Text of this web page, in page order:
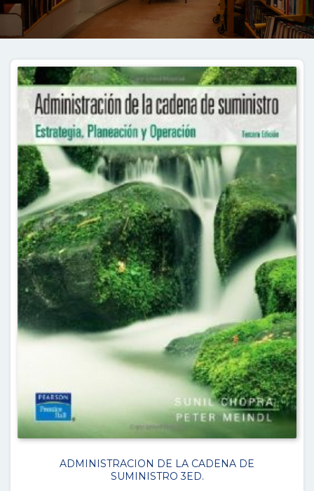
ADMINISTRACION DE LA CADENA DE
SUMINISTRO 3ED.